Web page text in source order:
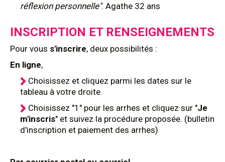
réflexion personnelle". Agathe 32 ans
INSCRIPTION ET RENSEIGNEMENTS
Pour vous s'inscrire, deux possibilités :
En ligne,
Choisissez et cliquez parmi les dates sur le
tableau à votre droite.
Choisissez "1" pour les arrhes et cliquez sur "Je
m'inscris" et suivez la procédure proposée. (bulletin
d'inscription et paiement des arrhes)